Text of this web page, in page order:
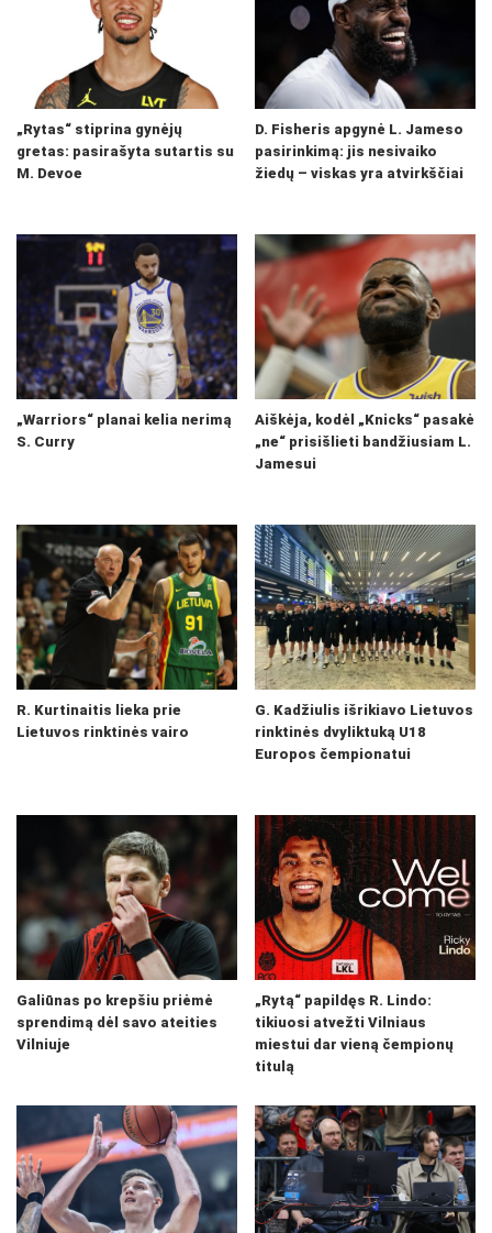
„Rytas“ stiprina gynėjų
gretas: pasirašyta sutartis su
M. Devoe
D. Fisheris apgynė L. Jameso
pasirinkimą: jis nesivaiko
žiedų – viskas yra atvirkščiai
„Warriors“ planai kelia nerimą
S. Curry
Aiškėja, kodėl „Knicks“ pasakė
„ne“ prisišlieti bandžiusiam L.
Jamesui
R. Kurtinaitis lieka prie
Lietuvos rinktinės vairo
G. Kadžiulis išrikiavo Lietuvos
rinktinės dvyliktuką U18
Europos čempionatui
Galiūnas po krepšiu priėmė
sprendimą dėl savo ateities
Vilniuje
„Rytą“ papildęs R. Lindo:
tikiuosi atvežti Vilniaus
miestui dar vieną čempionų
titulą